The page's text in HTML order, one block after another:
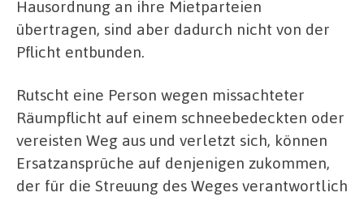
Hausordnung an ihre Mietparteien
übertragen, sind aber dadurch nicht von der
Pflicht entbunden.
Rutscht eine Person wegen missachteter
Räumpflicht auf einem schneebedeckten oder
vereisten Weg aus und verletzt sich, können
Ersatzansprüche auf denjenigen zukommen,
der für die Streuung des Weges verantwortlich